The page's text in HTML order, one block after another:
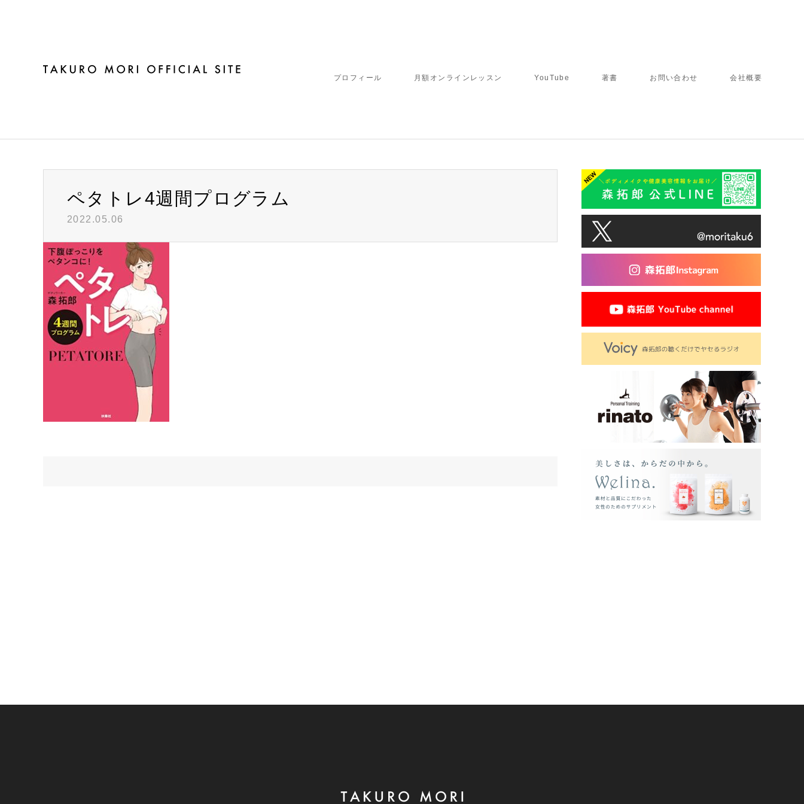
プロフィール 月額オンラインレッスン YouTube 著書 お問い合わせ 会社概要
Warning: Invalid argument supplied for foreach() in /home/fbj/moritaku6.com/public_html/wp-content/themes/gensen_tcd050/breadcrumb.php
ペタトレ4週間プログラム
ペタトレ4週間プログラム
2022.05.06